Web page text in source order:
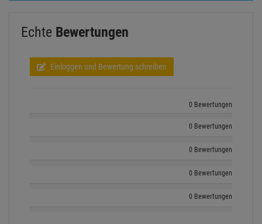
Echte Bewertungen
Einloggen und Bewertung schreiben
0 Bewertungen
0 Bewertungen
0 Bewertungen
0 Bewertungen
0 Bewertungen